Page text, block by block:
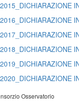
2015_DICHIARAZIONE
2016_DICHIARAZIONE
2017_DICHIARAZIONE
2018_DICHIARAZIONE
2019_DICHIARAZIONE
2020_DICHIARAZIONE
Osservatorio